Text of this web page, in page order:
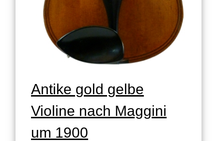
Antike gold gelbe
Violine nach Maggini
um 1900